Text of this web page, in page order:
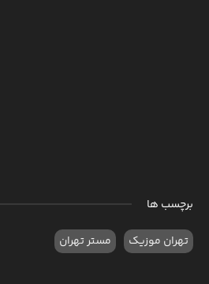
برچسب ها
تهران موزیک مستر تهران